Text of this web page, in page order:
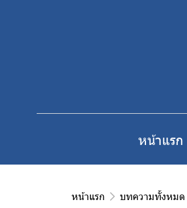
หน้าแรก
หน้าแรก บทความทั้งหมด